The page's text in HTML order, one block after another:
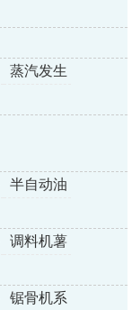
蒸汽发生
半自动油
调料机薯
锯骨机系